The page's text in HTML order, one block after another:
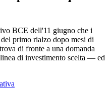
BCE dell'11 giugno che i
primo rialzo dopo mesi di
di fronte a una domanda
di investimento scelta — ed